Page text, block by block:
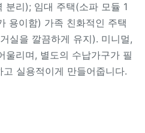
분리); 임대 주택(소파 모듈 1
용이함) 가족 친화적인 주택
실을 깔끔하게 유지). 미니멀,
울리며, 별도의 수납가구가 필
실용적이게 만들어줍니다.